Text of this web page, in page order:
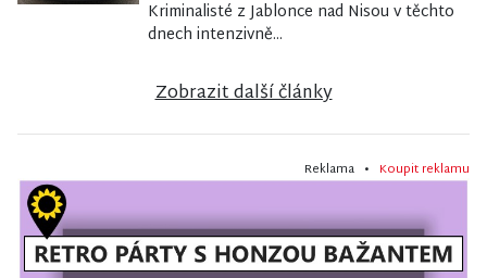
Kriminalisté z Jablonce nad Nisou v těchto
dnech intenzivně...
Zobrazit další články
Reklama • Koupit reklamu